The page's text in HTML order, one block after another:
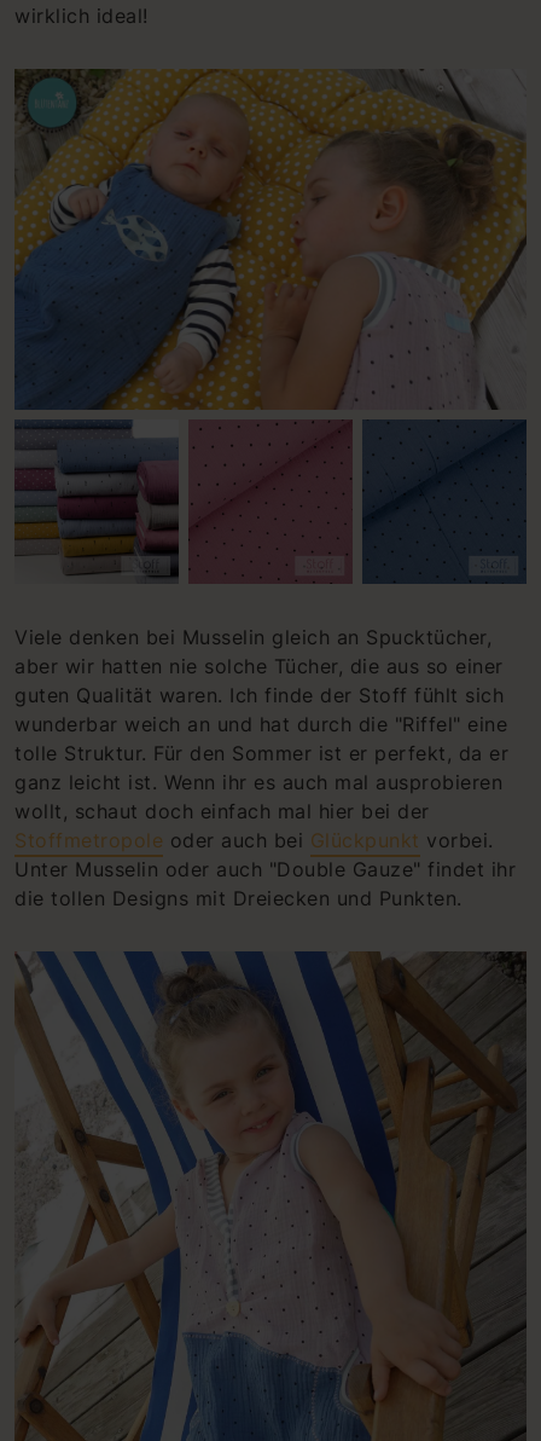
wirklich ideal!
Viele denken bei Musselin gleich an Spucktücher,
aber wir hatten nie solche Tücher, die aus so einer
guten Qualität waren. Ich finde der Stoff fühlt sich
wunderbar weich an und hat durch die "Riffel" eine
tolle Struktur. Für den Sommer ist er perfekt, da er
ganz leicht ist. Wenn ihr es auch mal ausprobieren
wollt, schaut doch einfach mal hier bei der
Stoffmetropole oder auch bei Glückpunkt vorbei.
Unter Musselin oder auch "Double Gauze" findet ihr
die tollen Designs mit Dreiecken und Punkten.